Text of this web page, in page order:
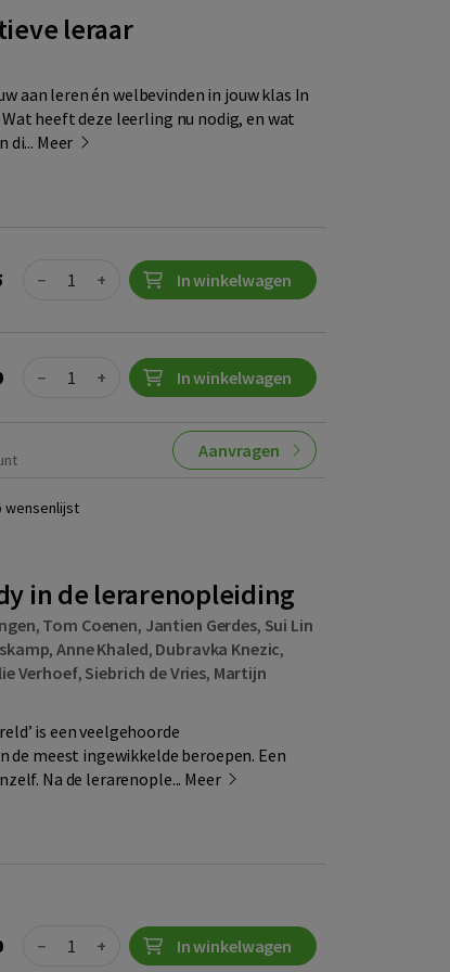
leraar
aan leren én welbevinden in jouw klas In
heeft deze leerling nu nodig, en wat
di... Meer
Quantity
− + In winkelwagen
Quantity
− + In winkelwagen
Aanvragen
wensenlijst
in de lerarenopleiding
, Tom Coenen, Jantien Gerdes, Sui Lin
,Anne Khaled, Dubravka Knezic,
Verhoef, Siebrich de Vries, Martijn
is een veelgehoorde
de meest ingewikkelde beroepen. Een
Na de lerarenople... Meer
Quantity
− + In winkelwagen